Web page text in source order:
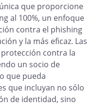
que proporcione
al 100%, un enfoque
contra el phishing
y la más eficaz. Las
contra la
un socio de
que pueda
que incluyan no sólo
de identidad, sino